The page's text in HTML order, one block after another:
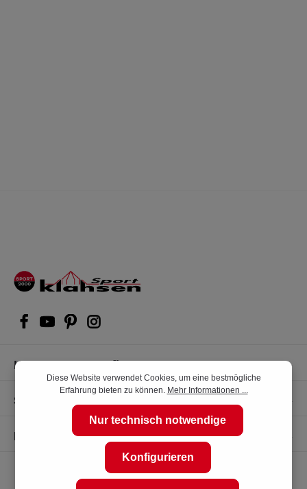
Kompetente Kaufberatung
Shop Service
Informationen
Diese Website verwendet Cookies, um eine bestmögliche
Erfahrung bieten zu können. Mehr Informationen ...
Nur technisch notwendige
Konfigurieren